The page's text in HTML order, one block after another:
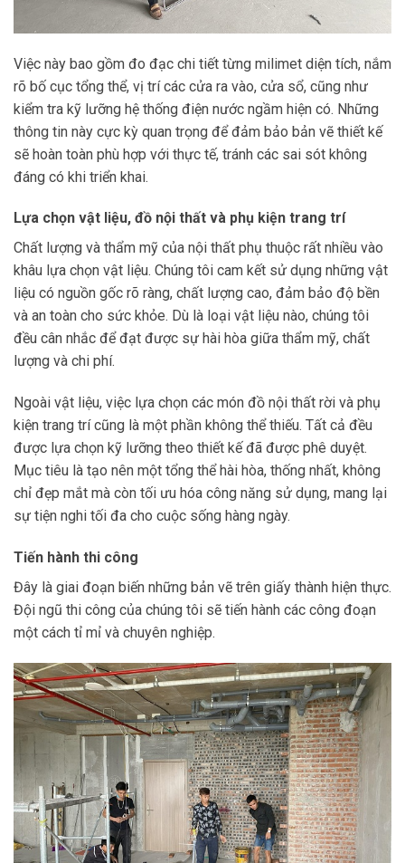
Việc này bao gồm đo đạc chi tiết từng milimet diện tích, nắm
rõ bố cục tổng thể, vị trí các cửa ra vào, cửa sổ, cũng như
kiểm tra kỹ lưỡng hệ thống điện nước ngầm hiện có. Những
thông tin này cực kỳ quan trọng để đảm bảo bản vẽ thiết kế
sẽ hoàn toàn phù hợp với thực tế, tránh các sai sót không
đáng có khi triển khai.
Lựa chọn vật liệu, đồ nội thất và phụ kiện trang trí
Chất lượng và thẩm mỹ của nội thất phụ thuộc rất nhiều vào
khâu lựa chọn vật liệu. Chúng tôi cam kết sử dụng những vật
liệu có nguồn gốc rõ ràng, chất lượng cao, đảm bảo độ bền
và an toàn cho sức khỏe. Dù là loại vật liệu nào, chúng tôi
đều cân nhắc để đạt được sự hài hòa giữa thẩm mỹ, chất
lượng và chi phí.
Ngoài vật liệu, việc lựa chọn các món đồ nội thất rời và phụ
kiện trang trí cũng là một phần không thể thiếu. Tất cả đều
được lựa chọn kỹ lưỡng theo thiết kế đã được phê duyệt.
Mục tiêu là tạo nên một tổng thể hài hòa, thống nhất, không
chỉ đẹp mắt mà còn tối ưu hóa công năng sử dụng, mang lại
sự tiện nghi tối đa cho cuộc sống hàng ngày.
Tiến hành thi công
Đây là giai đoạn biến những bản vẽ trên giấy thành hiện thực.
Đội ngũ thi công của chúng tôi sẽ tiến hành các công đoạn
một cách tỉ mỉ và chuyên nghiệp.